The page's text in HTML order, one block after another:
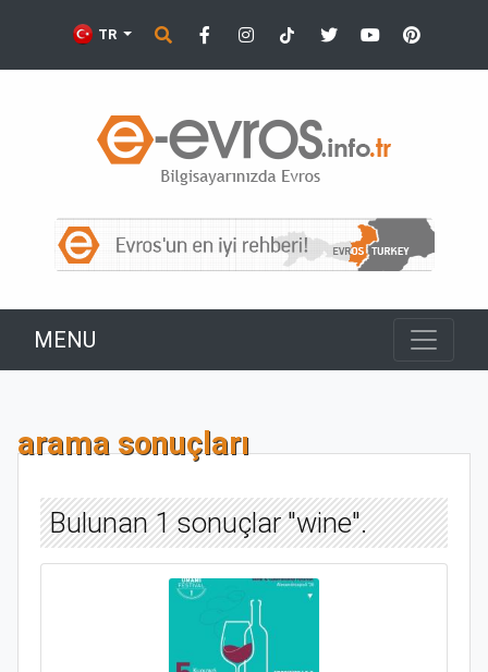
TR
MENU
arama sonuçları
Bulunan 1 sonuçlar "wine".